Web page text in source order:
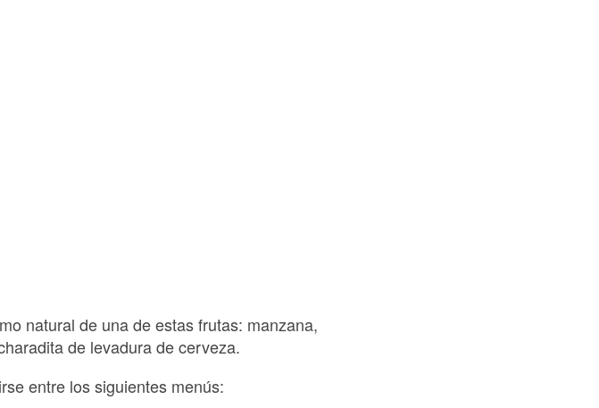
natural de una de estas frutas: manzana,
de levadura de cerveza.
entre los siguientes menús: